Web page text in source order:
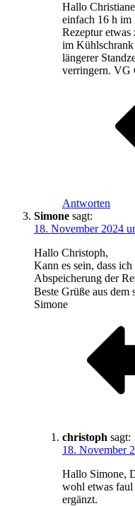
Hallo
einfach 16 h im
Rezeptur
im Kühlschrank
längerer
verringern. VG
Antworten
Simone sagt:
18. November 2024
Hallo Christoph,
Kann es sein, dass
Abspeicherung der
Beste Grüße aus
Simone
christoph sagt:
18. November
Hallo Simone,
wohl etwas
ergänzt.